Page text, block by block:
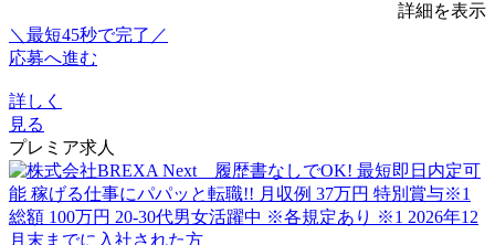
詳細を表示
＼最短45秒で完了／
応募へ進む
詳しく
見る
プレミア求人